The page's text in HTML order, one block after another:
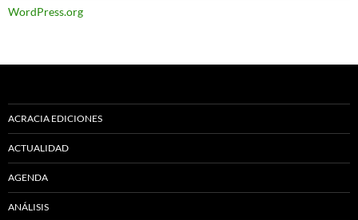
WordPress.org
ACRACIA EDICIONES
ACTUALIDAD
AGENDA
ANÁLISIS